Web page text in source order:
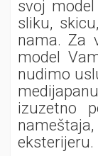
svoj
sliku,
nama. Za
model
nudimo
izuzetno
eksterijeru.